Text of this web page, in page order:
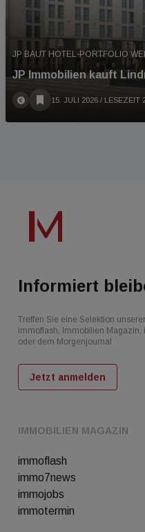
JP BAUT HOTEL-PORTFOLIO
JP Immobilien kauft
15. JULI 2026 / LESEZEIT
IMMOBILIEN MAGAZIN
immoflash
immo7news
immojobs
immotermin
Informiert
Treffen Sie eine Selektion
immoflash, Immobilien
oder dem Morgenjournal
Jetzt anmelden